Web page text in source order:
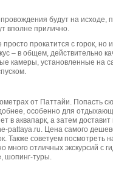
будут на исходе,
вполне прилично.
прокатится с горок, но
– в общем, действительно
камеры, установленные на
от Паттайи. Попасть
особенно для
в аквапарк, а затем
pattaya.ru. Цена самого
Также советуем посмотреть
много отличных экскурсий с
шопинг-туры.